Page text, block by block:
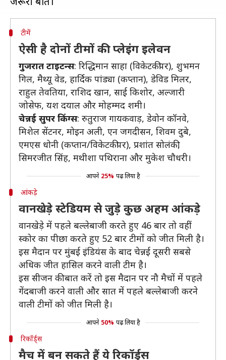
टीमें
ऐसी है दोनों टीमों की प्लेइंग इलेवन
गुजरात टाइटन्स: रिद्धिमान साहा (विकेटकीपर), शुभमन
गिल, मैथ्यू वेड, हार्दिक पांड्या (कप्तान), डेविड मिलर,
राहुल तेवतिया, राशिद खान, साई किशोर, अल्जारी
जोसेफ, यश दयाल और मोहम्मद शमी।
चेन्नई सुपर किंग्स: रुतुराज गायकवाड़, डेवोन कॉनवे,
मिशेल सेंटनर, मोइन अली, एन जगदीसन, शिवम दुबे,
एमएस धोनी (कप्तान/विकेटकीपर), प्रशांत सोलंकी,
सिमरजीत सिंह, मथीशा पथिराना और मुकेश चौधरी।
आपने 25% पढ़ लिया है
आंकड़े
वानखेड़े स्टेडियम से जुड़े कुछ अहम आंकड़े
वानखेड़े में पहले बल्लेबाजी करते हुए 46 बार तो वहीं
स्कोर का पीछा करते हुए 52 बार टीमों को जीत मिली है।
इस मैदान पर मुंबई इंडियंस के बाद चेन्नई दूसरी सबसे
अधिक जीत हासिल करने वाली टीम है।
इस सीजन की बात करें तो इस मैदान पर नौ मैचों में पहले
गेंदबाजी करने वाली और सात में पहले बल्लेबाजी करने
वाली टीमों को जीत मिली है।
आपने 50% पढ़ लिया है
रिकॉर्ड्स
मैच में बन सकते हैं ये रिकॉर्ड्स